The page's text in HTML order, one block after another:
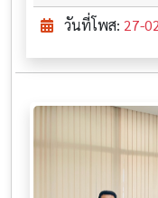
วันที่โพส: 27-